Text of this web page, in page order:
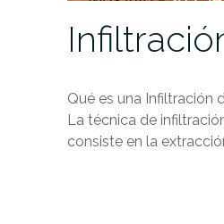
Qué es una Infiltración
La técnica de
consiste en la